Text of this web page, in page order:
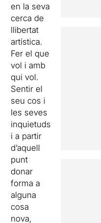
en la seva
cerca de
llibertat
artística.
Fer el que
vol i amb
qui vol.
Sentir el
seu cos i
les seves
inquietuds
i a partir
d’aquell
punt
donar
forma a
alguna
cosa
nova,